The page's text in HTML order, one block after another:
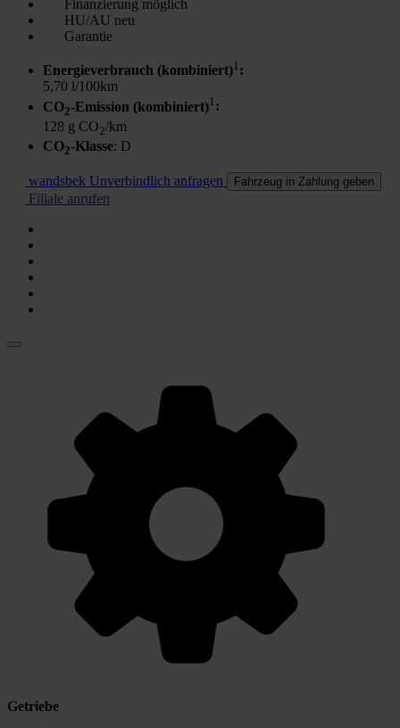
Finanzierung möglich
HU/AU neu
Garantie
Energieverbrauch (kombiniert)1 :
5,70 l/100km
CO2-Emission (kombiniert)1 :
128 g CO2/km
CO2-Klasse: D
wandsbek Unverbindlich anfragen Fahrzeug in Zahlung geben
Filiale anrufen
Getriebe